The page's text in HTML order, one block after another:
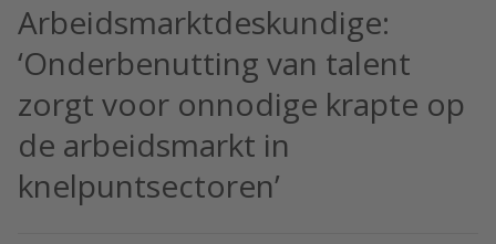
Arbeidsmarktdeskundige:
‘Onderbenutting van talent
zorgt voor onnodige krapte op
de arbeidsmarkt in
knelpuntsectoren’